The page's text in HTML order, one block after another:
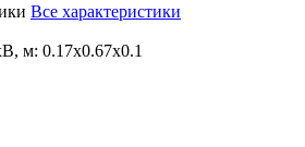
Все характеристики
м: 0.17x0.67x0.1